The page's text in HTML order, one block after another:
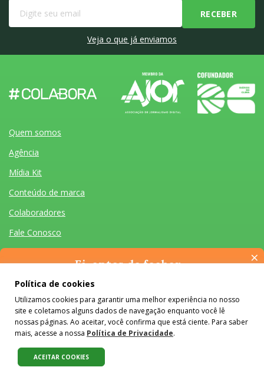
Veja o que já enviamos
Quem somos
Agência
Mídia Kit
Conteúdo de marca
Colaboradores
Fale Conosco
Quem somos Agência Mídia Kit Conteúdo de marca Colaboradores Fale Conosco
Desenvolvido por Homem Máquina - Todos os Direitos Reservados 2026
O conteúdo do #Colabora é licenciado em Creative Commons e pode
ser reproduzido e compartilhado, desde que mantidos os créditos,
sem alterações e apenas para fins não comerciais.
Política de cookies
Utilizamos cookies para garantir uma melhor experiência no nosso
site e coletamos alguns dados de navegação enquanto você lê
nossas páginas. Ao aceitar, você confirma que está ciente. Para saber
mais, acesse a nossa Política de Privacidade.
ACEITAR COOKIES
×
Ei, antes de fechar…
Pense na importância de manter-se informado(a). Quer ter
colunistas e reportagens especiais? Receba a nossa newsletter.
É de graça :)